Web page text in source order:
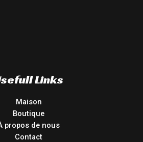
Links
Maison
Boutique
propos de nous
Contact